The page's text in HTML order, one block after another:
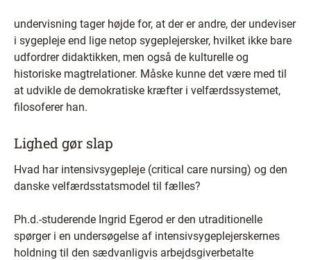
undervisning tager højde for, at der er andre, der undeviser
i sygepleje end lige netop sygeplejersker, hvilket ikke bare
udfordrer didaktikken, men også de kulturelle og
historiske magtrelationer. Måske kunne det være med til
at udvikle de demokratiske kræfter i velfærdssystemet,
filosoferer han.
Lighed gør slap
Hvad har intensivsygepleje (critical care nursing) og den
danske velfærdsstatsmodel til fælles?
Ph.d.-studerende Ingrid Egerod er den utraditionelle
spørger i en undersøgelse af intensivsygeplejerskernes
holdning til den sædvanligvis arbejdsgiverbetalte